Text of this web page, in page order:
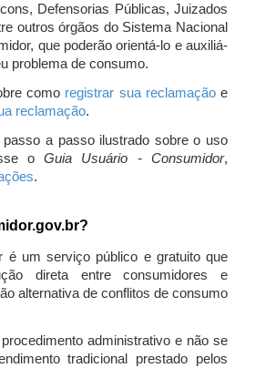
Defensorias Públicas, Juizados
outros órgãos do Sistema Nacional
que poderão orientá-lo e auxiliá-
problema de consumo.
como registrar sua reclamaçãoe
reclamação.
a passo ilustrado sobre o uso
oGuia Usuário - Consumidor,
.
é um serviço público e gratuito que
direta entre consumidores e
alternativa de conflitos de consumo
administrativo e não se
tradicional prestado pelos